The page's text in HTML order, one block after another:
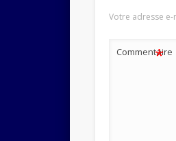
Votre adresse
Commentaire
*